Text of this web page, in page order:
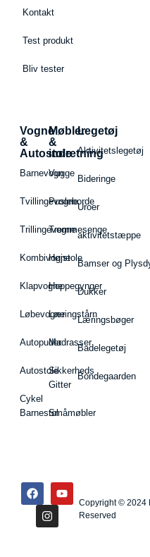
Kontakt
Test produkt
Bliv tester
Bedste puslepude 2026
Vogne
&
Autostole
Barnevogn
Tvillingevogne
Trillingevogne
Kombivogne
Klapvogne
Løbevogne
Autopuder
Autostole
Cykel
Barnestol
Møbler
&
indretning
Vugge
Pusleborde
Tremmesenge
Højstole
Hoppegynger
Læringstårn
Madrasser
Sikkerheds
Gitter
Småmøbler
Legetøj
Aktivitetslegetøj
Bideringe
Uroer
aktivitetstæppe
Bamser og
Dukker
Læringsbøger
Badelegetøj
Bondegaarden
Copyright © 2024
Reserved